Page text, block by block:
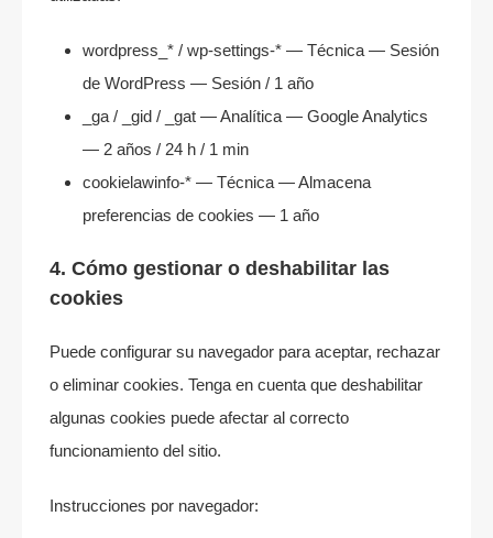
wordpress_* / wp-settings-* — Técnica — Sesión
de WordPress — Sesión / 1 año
_ga / _gid / _gat — Analítica — Google Analytics
— 2 años / 24 h / 1 min
cookielawinfo-* — Técnica — Almacena
preferencias de cookies — 1 año
4. Cómo gestionar o deshabilitar las
cookies
Puede configurar su navegador para aceptar, rechazar
o eliminar cookies. Tenga en cuenta que deshabilitar
algunas cookies puede afectar al correcto
funcionamiento del sitio.
Instrucciones por navegador: